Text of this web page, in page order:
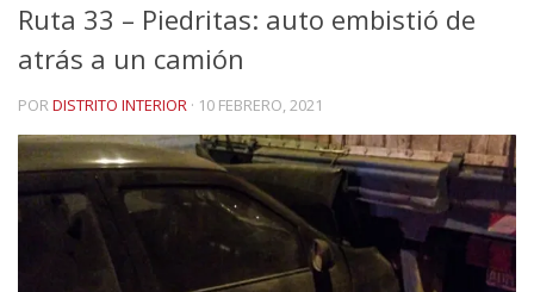
Ruta 33 – Piedritas: auto embistió de
atrás a un camión
PORDISTRITO INTERIOR · 10 FEBRERO, 2021